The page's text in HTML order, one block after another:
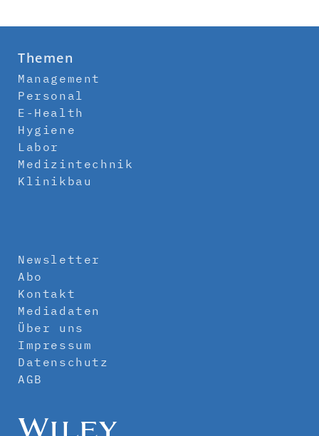
Themen
Management
Personal
E-Health
Hygiene
Labor
Medizintechnik
Klinikbau
Newsletter
Abo
Kontakt
Mediadaten
Über uns
Impressum
Datenschutz
AGB